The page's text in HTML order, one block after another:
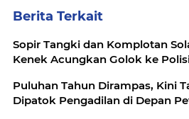
Berita Terkait
Sopir Tangki dan Komplotan
Kenek Acungkan Golok ke
Puluhan Tahun Dirampas, Kini
Dipatok Pengadilan di Depan